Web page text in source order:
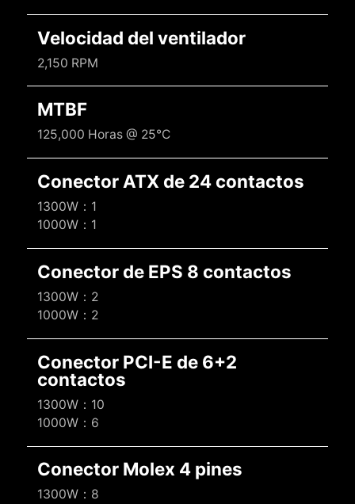
Velocidad del ventilador
2,150 RPM
MTBF
125,000 Horas @ 25°C
Conector ATX de 24 contactos
1300W：1
1000W：1
Conector de EPS 8 contactos
1300W：2
1000W：2
Conector PCI-E de 6+2
contactos
1300W：10
1000W：6
Conector Molex 4 pines
1300W：8